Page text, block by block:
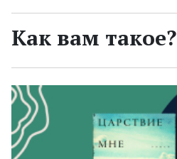
Как вам такое?